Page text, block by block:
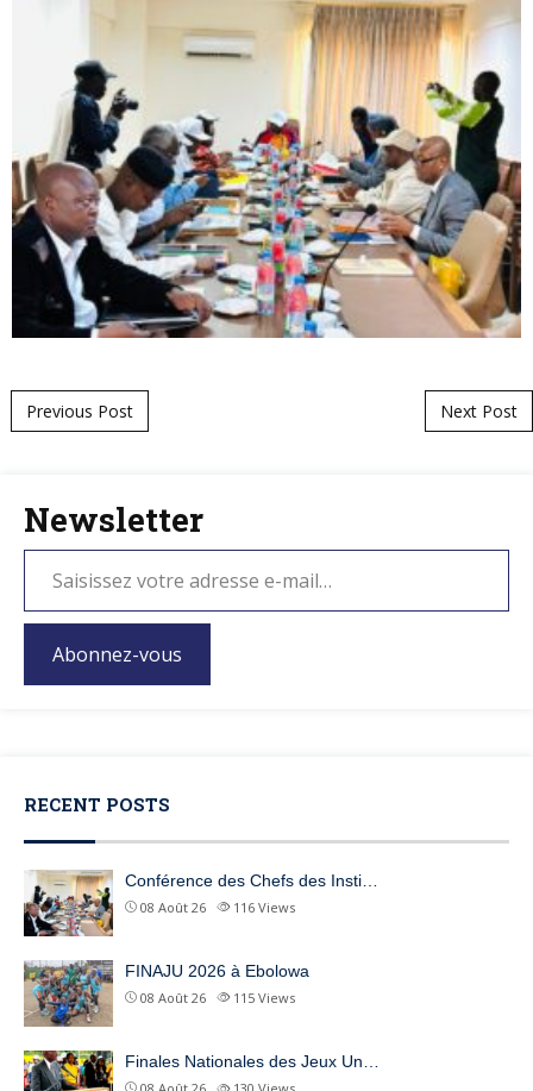
Post navigation
Previous Post Next Post
Newsletter
Abonnez-vous
RECENT POSTS
Conférence des Chefs des Insti…
08 Août 26 116 Views
FINAJU 2026 à Ebolowa
08 Août 26 115 Views
Finales Nationales des Jeux Un…